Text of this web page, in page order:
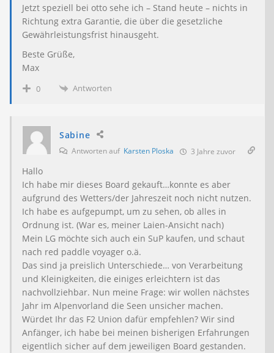
Jetzt speziell bei otto sehe ich – Stand heute – nichts in
Richtung extra Garantie, die über die gesetzliche
Gewährleistungsfrist hinausgeht.
Beste Grüße,
Max
0 Antworten
Sabine
Antworten auf Karsten Ploska 3 Jahre zuvor
Hallo
Ich habe mir dieses Board gekauft…konnte es aber
aufgrund des Wetters/der Jahreszeit noch nicht nutzen.
Ich habe es aufgepumpt, um zu sehen, ob alles in
Ordnung ist. (War es, meiner Laien-Ansicht nach)
Mein LG möchte sich auch ein SuP kaufen, und schaut
nach red paddle voyager o.ä.
Das sind ja preislich Unterschiede… von Verarbeitung
und Kleinigkeiten, die einiges erleichtern ist das
nachvollziehbar. Nun meine Frage: wir wollen nächstes
Jahr im Alpenvorland die Seen unsicher machen.
Würdet Ihr das F2 Union dafür empfehlen? Wir sind
Anfänger, ich habe bei meinen bisherigen Erfahrungen
eigentlich sicher auf dem jeweiligen Board gestanden.